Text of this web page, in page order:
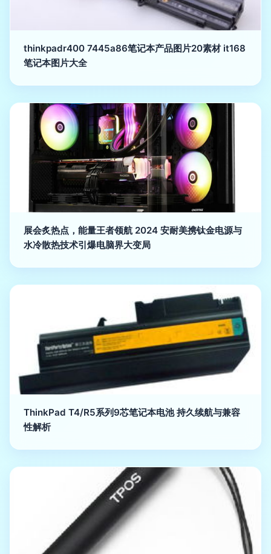
thinkpadr400 7445a86笔记本产品图片20素材 it168
笔记本图片大全
展会炙热点，能量王者领航 2024 安耐美携钛金电源与
水冷散热技术引爆电脑界大变局
ThinkPad T4/R5系列9芯笔记本电池 持久续航与兼容
性解析